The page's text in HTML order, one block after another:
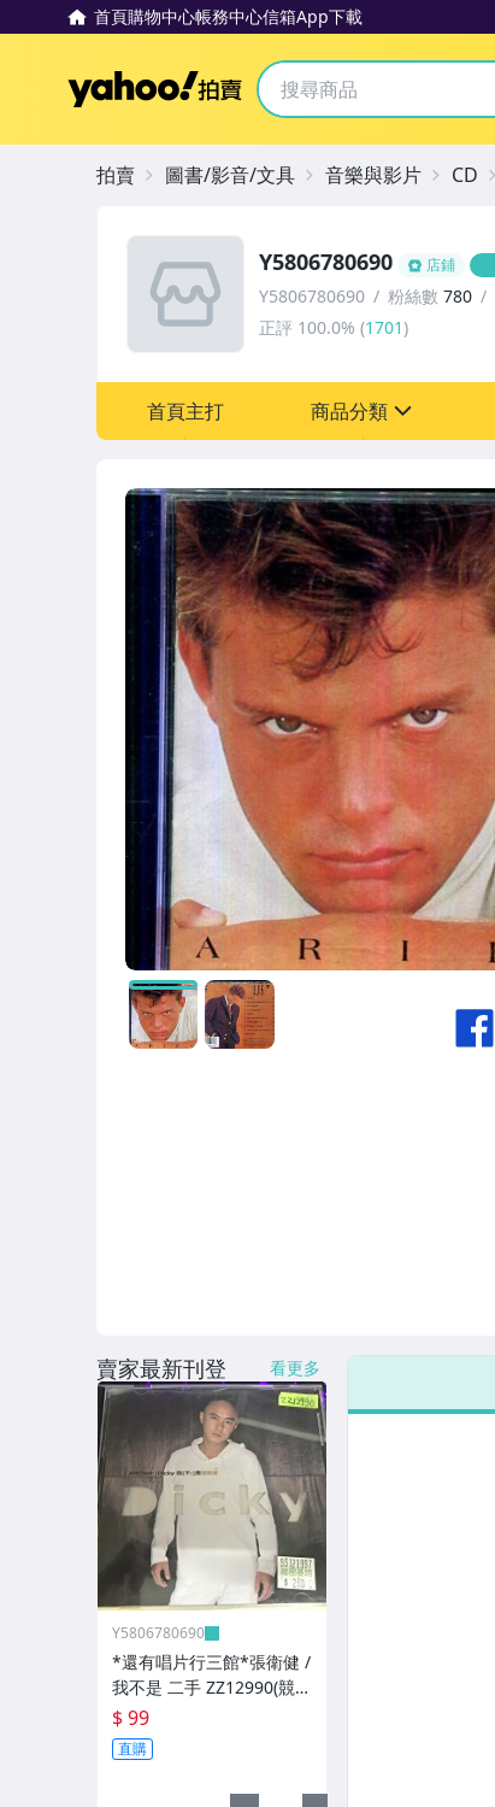
首頁購物中心帳務中心信箱App下載
Yahoo拍賣
Y5806780690 店鋪
Y5806780690 粉絲數 780
正評 100.0% (1701)
首頁主打 商品分類
拍賣 圖書/影音/文具 音樂與影片 CD
賣家最新刊登 看更多
Y5806780690
*還有唱片行三館*張衛健 /
我不是 二手 ZZ12990(競
標)(補單
$ 99
直購